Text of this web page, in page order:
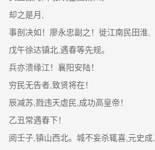
却之是月,
事剖决如！廖永忠副之！徙江南民田淮,
戊午徐达镇北,遇春等先规。
兵亦溃缘江！襄阳安陆！
穷民无告者,致贤将在！
辰减苏,戮违天虐民,成功高皇帝！
乙丑常遇春下！
阅壬子,镇山西北。城不妄杀辄喜,元史成,